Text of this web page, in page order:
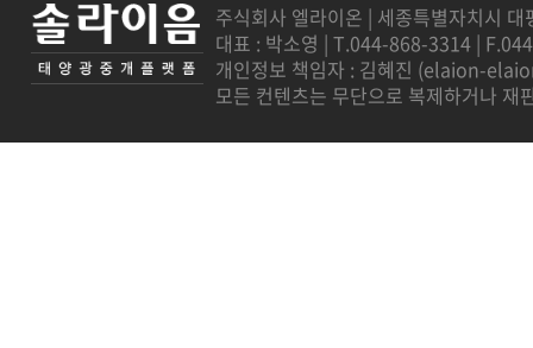
주식회사 엘라이온 | 세종특별자치시
대표 : 박소영 | T.044-868-3314 |
개인정보 책임자 : 김혜진 (elaion-
모든 컨텐츠는 무단으로 복제하거나